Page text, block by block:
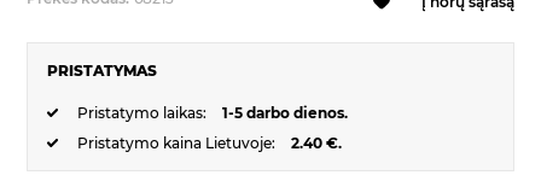
PRISTATYMAS
Pristatymo laikas:
1-5 darbo dienos.
Pristatymo kaina Lietuvoje:
2.40 €.